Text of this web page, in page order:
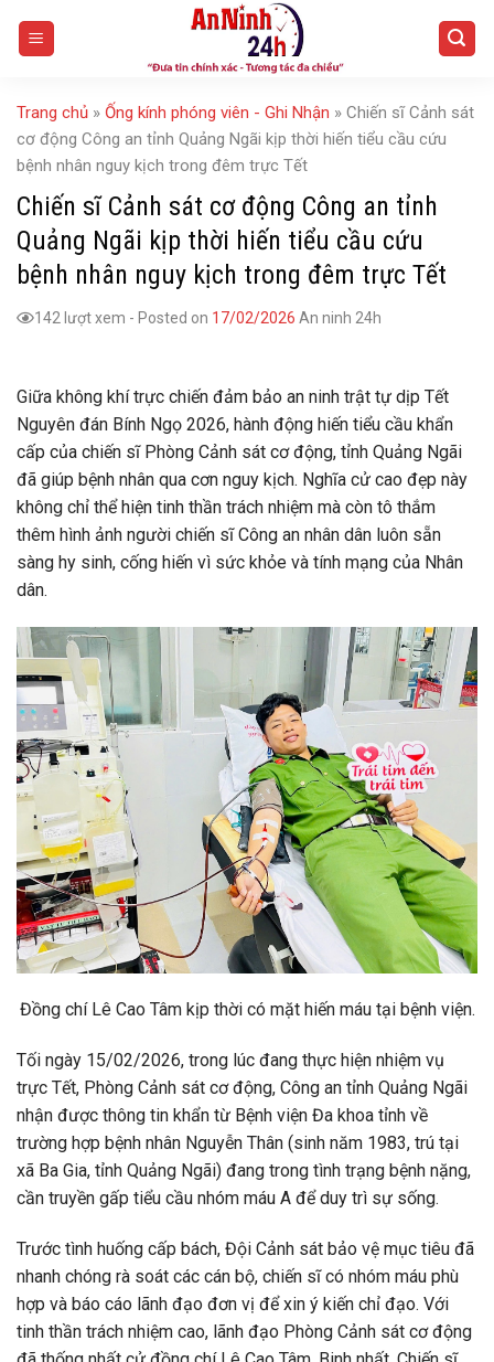
Trang chủ » Ống kính phóng viên - Ghi Nhận » Chiến sĩ Cảnh sát
cơ động Công an tỉnh Quảng Ngãi kịp thời hiến tiểu cầu cứu
bệnh nhân nguy kịch trong đêm trực Tết
Chiến sĩ Cảnh sát cơ động Công an tỉnh
Quảng Ngãi kịp thời hiến tiểu cầu cứu
bệnh nhân nguy kịch trong đêm trực Tết
142 lượt xem - Posted on 17/02/2026 An ninh 24h
Giữa không khí trực chiến đảm bảo an ninh trật tự dịp Tết
Nguyên đán Bính Ngọ 2026, hành động hiến tiểu cầu khẩn
cấp của chiến sĩ Phòng Cảnh sát cơ động, tỉnh Quảng Ngãi
đã giúp bệnh nhân qua cơn nguy kịch. Nghĩa cử cao đẹp này
không chỉ thể hiện tinh thần trách nhiệm mà còn tô thắm
thêm hình ảnh người chiến sĩ Công an nhân dân luôn sẵn
sàng hy sinh, cống hiến vì sức khỏe và tính mạng của Nhân
dân.
Đồng chí Lê Cao Tâm kịp thời có mặt hiến máu tại bệnh viện.
Tối ngày 15/02/2026, trong lúc đang thực hiện nhiệm vụ
trực Tết, Phòng Cảnh sát cơ động, Công an tỉnh Quảng Ngãi
nhận được thông tin khẩn từ Bệnh viện Đa khoa tỉnh về
trường hợp bệnh nhân Nguyễn Thân (sinh năm 1983, trú tại
xã Ba Gia, tỉnh Quảng Ngãi) đang trong tình trạng bệnh nặng,
cần truyền gấp tiểu cầu nhóm máu A để duy trì sự sống.
Trước tình huống cấp bách, Đội Cảnh sát bảo vệ mục tiêu đã
nhanh chóng rà soát các cán bộ, chiến sĩ có nhóm máu phù
hợp và báo cáo lãnh đạo đơn vị để xin ý kiến chỉ đạo. Với
tinh thần trách nhiệm cao, lãnh đạo Phòng Cảnh sát cơ động